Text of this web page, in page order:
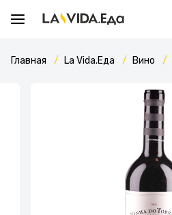
Главная La Vida.Еда Вино